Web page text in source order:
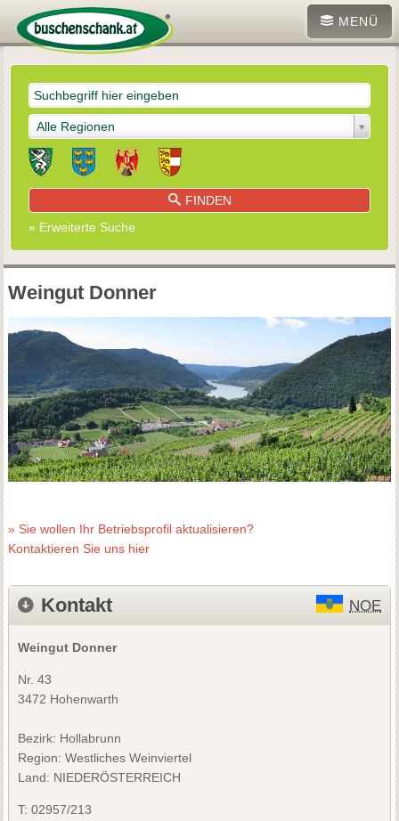
MENÜ
Alle Regionen
FINDEN
» Erweiterte Suche
Weingut Donner
» Sie wollen Ihr Betriebsprofil aktualisieren?
Kontaktieren Sie uns hier
Kontakt NOE
Weingut Donner
Nr. 43
3472 Hohenwarth
Bezirk: Hollabrunn
Region: Westliches Weinviertel
Land: NIEDERÖSTERREICH
T: 02957/213